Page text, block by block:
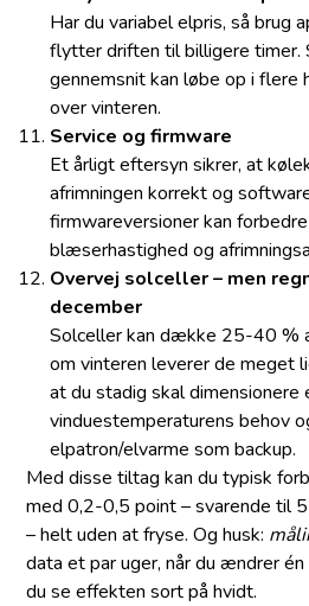
Har du variabel elpris, så brug
flytter driften til billigere
gennemsnit kan løbe op i flere
over vinteren.
Service og firmware
Et årligt eftersyn sikrer, at
afrimningen korrekt og
firmwareversioner kan
blæserhastighed og
Overvej solceller – men
december
Solceller kan dække 25-40 %
om vinteren leverer de meget
at du stadig skal dimensionere
vinduestemperaturens behov
elpatron/elvarme som backup.
Med disse tiltag kan du typisk
med 0,2-0,5 point – svarende til
– helt uden at fryse. Og husk:
data et par uger, når du ændrer én
du se effekten sort på hvidt.